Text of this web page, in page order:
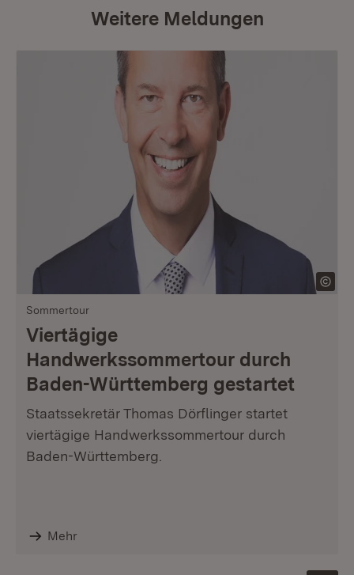
Weitere Meldungen
Sommertour
Viertägige
Handwerkssommertour durch
Baden-Württemberg gestartet
Staatssekretär Thomas Dörflinger startet
viertägige Handwerkssommertour durch
Baden-Württemberg.
Mehr